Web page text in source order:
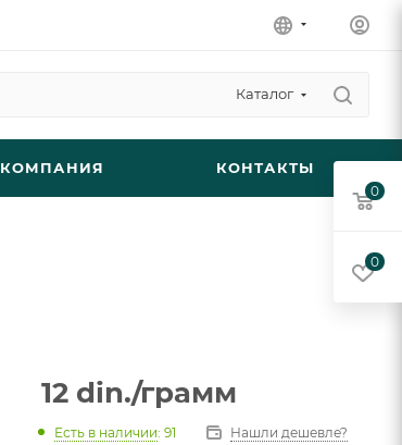
Каталог
КОМПАНИЯ КОНТАКТЫ
12 din./грамм
Есть в наличии: 91 Нашли дешевле?
0
0